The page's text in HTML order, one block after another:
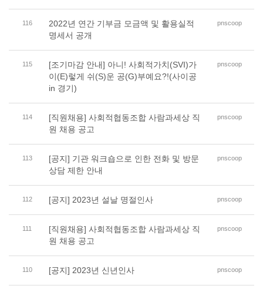
116
2022년 연간 기부금 모금액 및 활용실적
명세서 공개
pnscoop
115
[조기마감 안내] 아니! 사회적가치(SVI)가
이(E)렇게 쉬(S)운 공(G)부예요?!(사이공
in 경기)
pnscoop
114
[직원채용] 사회적협동조합 사람과세상 직
원 채용 공고
pnscoop
113
[공지] 기관 워크숍으로 인한 전화 및 방문
상담 제한 안내
pnscoop
112 [공지] 2023년 설날 명절인사 pnscoop
111
[직원채용] 사회적협동조합 사람과세상 직
원 채용 공고
pnscoop
110 [공지] 2023년 신년인사 pnscoop